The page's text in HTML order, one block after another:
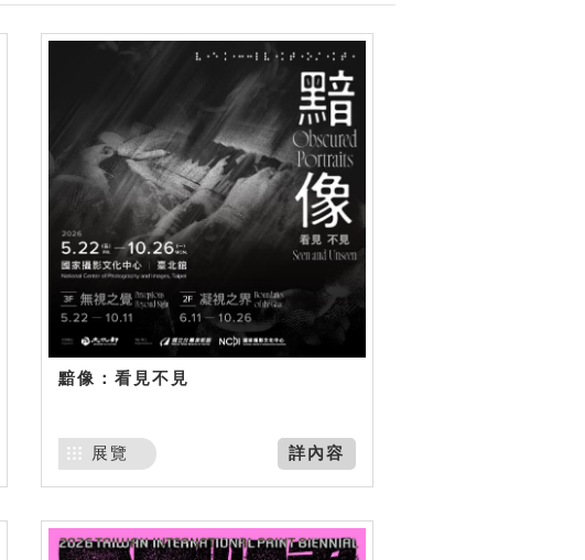
黯像：看見不見
詳內容
展覽